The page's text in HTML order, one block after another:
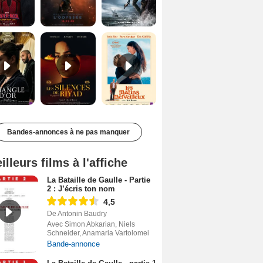
Les Silences de Riyad Bande-annonce VO STFR Les Matins merveilleux Bande-annonce VF
Bandes-annonces à ne pas manquer
films à l'affiche
La Bataille de Gaulle - Partie
2 : J’écris ton nom
4,5
De Antonin Baudry
Avec Simon Abkarian, Niels
Schneider, Anamaria Vartolomei
Bande-annonce